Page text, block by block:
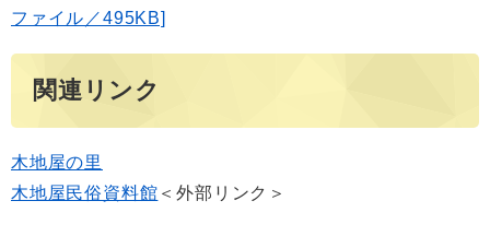
ファイル／495KB]
関連リンク
木地屋の里
木地屋民俗資料館 ＜外部リンク＞